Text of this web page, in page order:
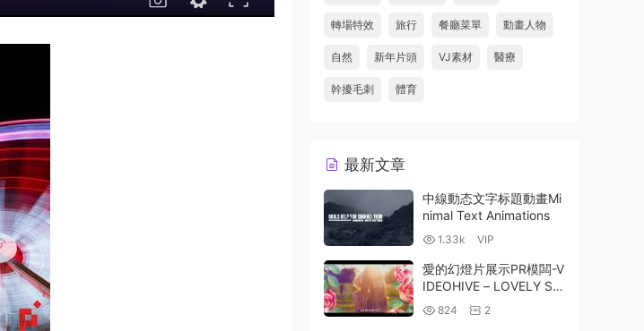
轉場特效 旅行 餐廳菜單 動畫人物
自然 新年片頭 VJ素材 醫療
幹擾毛刺 體育
最新文章
中線動态文字标題動畫Mi
nimal Text Animations
1.33k VIP
愛的幻燈片展示PR模闆-V
IDEOHIVE – LOVELY SLI
DESHOW FOR PREMIER
E PRO – 25550034
824 2